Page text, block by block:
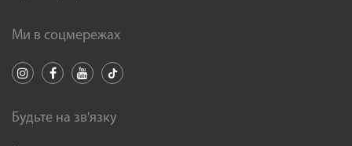
Ми в соцмережах
Будьте на зв'язку